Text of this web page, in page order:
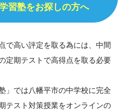
習塾をお探しの方へ
で高い評定を取る為には、中間
定期テストで高得点を取る必要
」では八幡平市の中学校に完全
テスト対策授業をオンラインの